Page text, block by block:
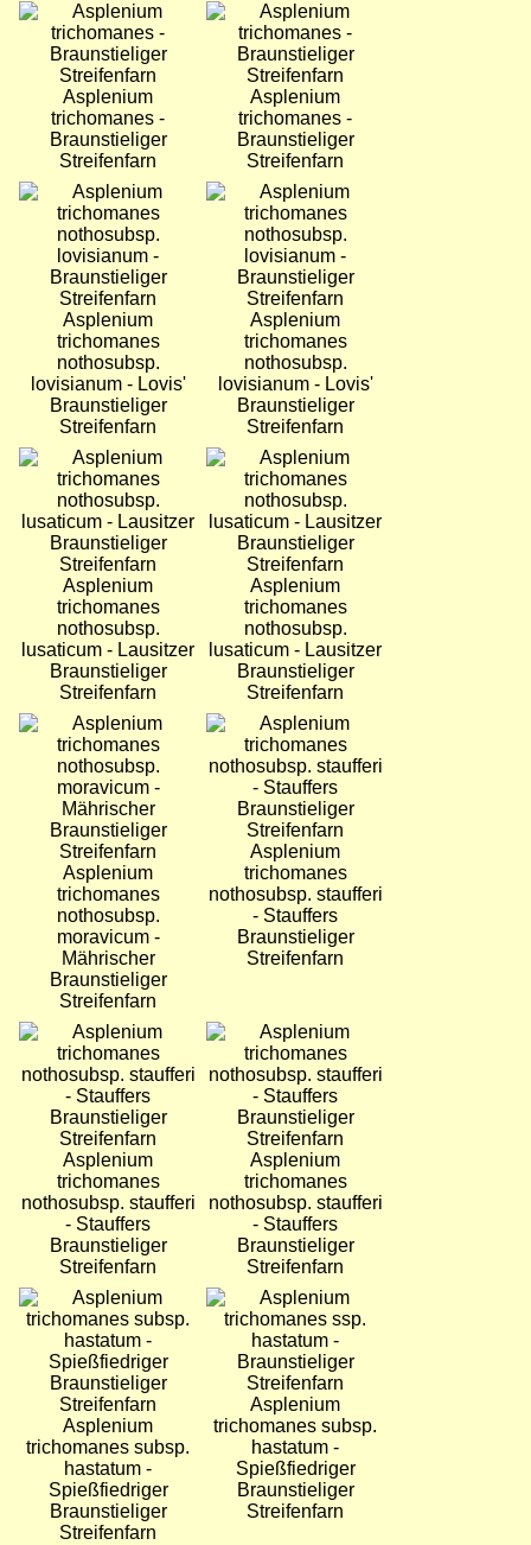
Bild
Asplenium
trichomanes -
Braunstieliger
Streifenfarn
Bild
Asplenium
trichomanes -
Braunstieliger
Streifenfarn
Bild
Asplenium
trichomanes
nothosubsp.
lovisianum - Lovis'
Braunstieliger
Streifenfarn
Bild
Asplenium
trichomanes
nothosubsp.
lovisianum - Lovis'
Braunstieliger
Streifenfarn
Bild
Asplenium
trichomanes
nothosubsp.
lusaticum - Lausitzer
Braunstieliger
Streifenfarn
Bild
Asplenium
trichomanes
nothosubsp.
lusaticum - Lausitzer
Braunstieliger
Streifenfarn
Bild
Asplenium
trichomanes
nothosubsp.
moravicum -
Mährischer
Braunstieliger
Streifenfarn
Bild
Asplenium
trichomanes
nothosubsp. staufferi
- Stauffers
Braunstieliger
Streifenfarn
Bild
Asplenium
trichomanes
nothosubsp. staufferi
- Stauffers
Braunstieliger
Streifenfarn
Bild
Asplenium
trichomanes
nothosubsp. staufferi
- Stauffers
Braunstieliger
Streifenfarn
Bild
Asplenium
trichomanes subsp.
hastatum -
Spießfiedriger
Braunstieliger
Streifenfarn
Bild
Asplenium
trichomanes subsp.
hastatum -
Spießfiedriger
Braunstieliger
Streifenfarn